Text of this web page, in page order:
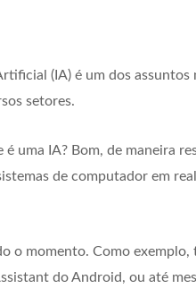
(IA) é um dos
setores.
é uma IA? Bom, de maneira
de computador em
o momento. Como
do Android, ou até